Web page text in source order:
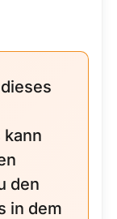
den
in dem